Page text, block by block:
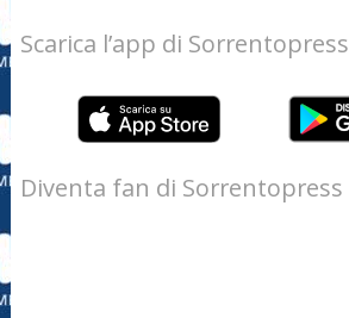
Scarica l’app di Sorrentopress
Diventa fan di Sorrentopress